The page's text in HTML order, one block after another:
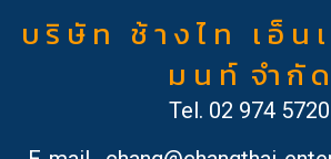
บ ริ ษั ท ช้ า ง ไ ท เ อ็ น เ
ม น ท์ จำ กั ด
Tel. 02 974 5720